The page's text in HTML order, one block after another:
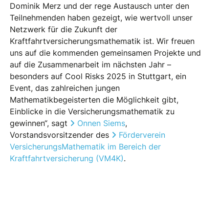
Dominik Merz und der rege Austausch unter den
Teilnehmenden haben gezeigt, wie wertvoll unser
Netzwerk für die Zukunft der
Kraftfahrtversicherungsmathematik ist. Wir freuen
uns auf die kommenden gemeinsamen Projekte und
auf die Zusammenarbeit im nächsten Jahr –
besonders auf Cool Risks 2025 in Stuttgart, ein
Event, das zahlreichen jungen
Mathematikbegeisterten die Möglichkeit gibt,
Einblicke in die Versicherungsmathematik zu
gewinnen“, sagt
Onnen Siems,
Vorstandsvorsitzender des
Förderverein
VersicherungsMathematik im Bereich der
Kraftfahrtversicherung (VM4K).